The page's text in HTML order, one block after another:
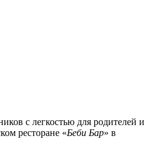
с легкостью для родителей и
ресторане «Беби Бар» в